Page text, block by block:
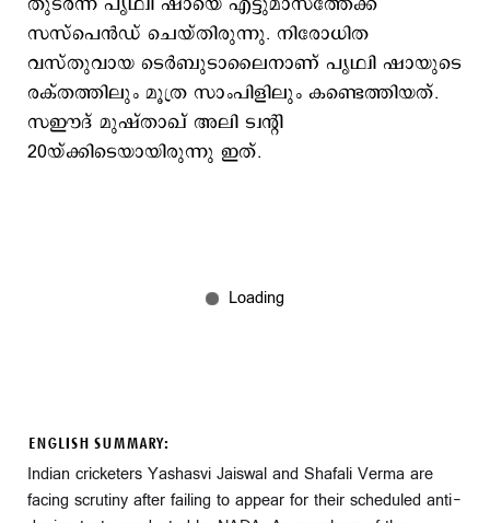
സസ്പെന്‍ഡ് ചെയ്തിരുന്നു. നിരോധിത
വസ്തുവായ ടെര്‍ബുടാലൈനാണ് പൃഥ്വി ഷായുടെ
രക്തത്തിലും മൂത്ര സാംപിളിലും കണ്ടെത്തിയത്.
സഈദ് മുഷ്താഖ് അലി ട്വന്‍റി
20യ്ക്കിടെയായിരുന്നു ഇത്.
ENGLISH SUMMARY:
Indian cricketers Yashasvi Jaiswal and Shafali Verma are
facing scrutiny after failing to appear for their scheduled anti-